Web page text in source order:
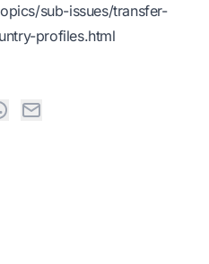
sub-issues/transfer-
profiles.html